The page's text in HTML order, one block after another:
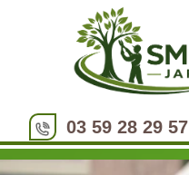
03 59 28 29 57